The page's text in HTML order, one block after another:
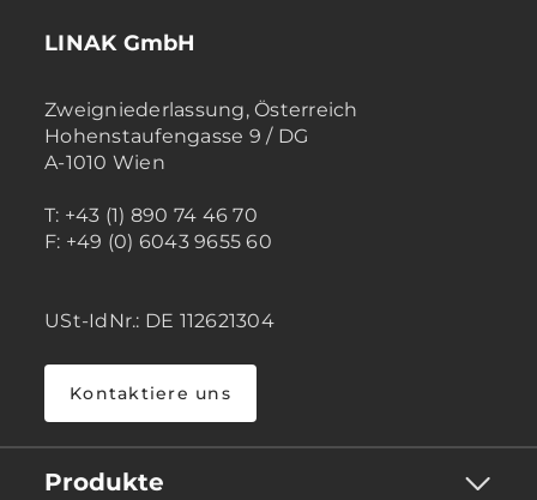
LINAK GmbH
Zweigniederlassung, Österreich
Hohenstaufengasse 9 / DG
A-1010 Wien
T: +43 (1) 890 74 46 70
F: +49 (0) 6043 9655 60
USt-IdNr.: DE 112621304
Kontaktiere uns
Produkte